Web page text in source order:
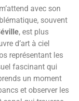
avec son
souvent
, est plus
d’art à ciel
représentant les
fascinant qui
un moment
et observer les